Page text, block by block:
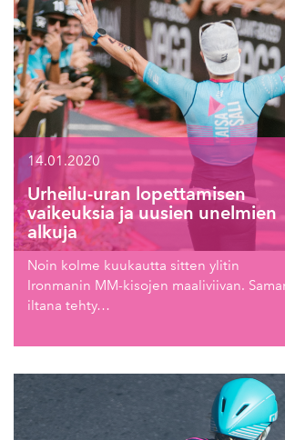
14.01.2020
Urheilu-uran lopettamisen
vaikeuksia ja uusien unelmien
alkuja
Noin kolme kuukautta sitten ylitin
Ironmanin MM-kisojen maaliviivan.
iltana tehty…